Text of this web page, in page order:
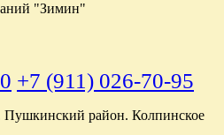
"Зимин"
+7 (911) 026-70-95
Пушкинский район. Колпинское